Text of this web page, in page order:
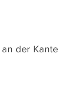
der Kante